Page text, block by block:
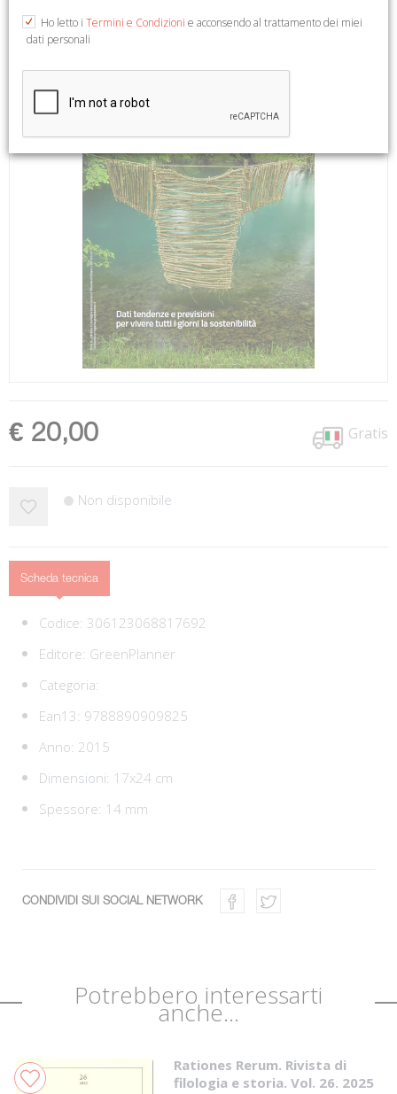
€ 20,00 Gratis
Non disponibile
Scheda tecnica
Codice: 306123068817692
Editore: GreenPlanner
Categoria:
Ean13: 9788890909825
Anno: 2015
Dimensioni: 17x24 cm
Spessore: 14 mm
CONDIVIDI SUI SOCIAL NETWORK
Potrebbero interessarti
anche...
Rationes Rerum. Rivista di
filologia e storia. Vol. 26. 2025
Ho letto i Termini e Condizioni e acconsendo al trattamento dei miei
dati personali